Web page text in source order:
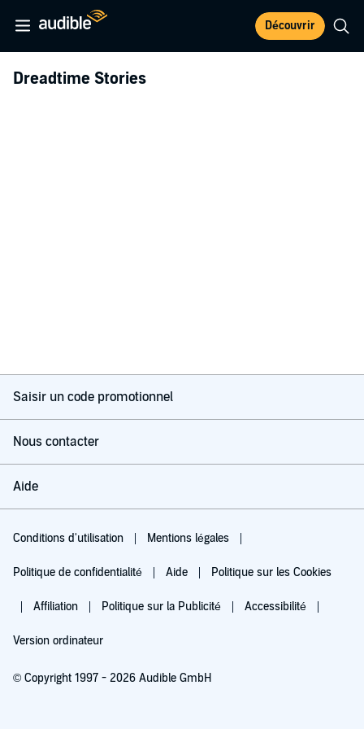
Découvrir
Dreadtime Stories
Saisir un code promotionnel
Nous contacter
Aide
Conditions d'utilisation Mentions légales
Politique de confidentialité Aide Politique sur les Cookies
Affiliation Politique sur la Publicité Accessibilité
Version ordinateur
© Copyright 1997 - 2026 Audible GmbH